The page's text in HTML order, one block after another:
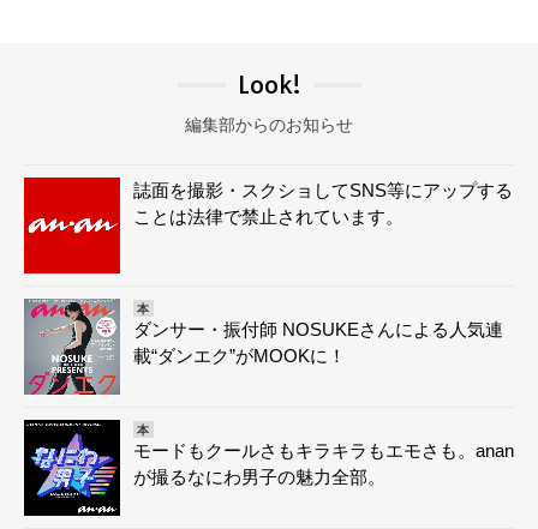
Look!
編集部からのお知らせ
誌面を撮影・スクショしてSNS等にアップする
ことは法律で禁止されています。
本
ダンサー・振付師 NOSUKEさんによる人気連
載“ダンエク”がMOOKに！
本
モードもクールさもキラキラもエモさも。anan
が撮るなにわ男子の魅力全部。